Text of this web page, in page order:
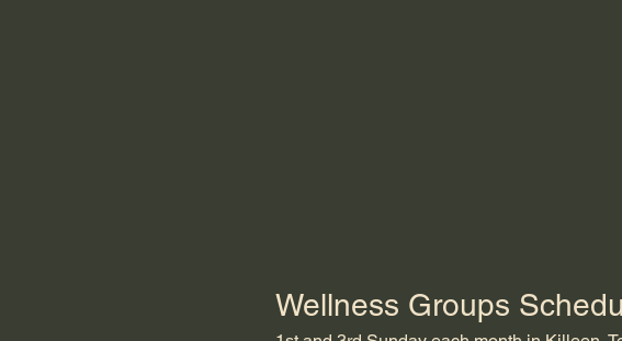
Wellness Groups